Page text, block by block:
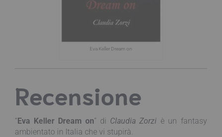
Eva Keller Dream on
Recensione
“Eva Keller Dream on” di Claudia Zorzi è un fantasy
ambientato in Italia che vi stupirà.